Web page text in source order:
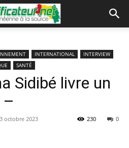
INTERNATIONAL
INTERVIEW
SANTÉ
Sidibé livre un
–
3 octobre 2023 0
230